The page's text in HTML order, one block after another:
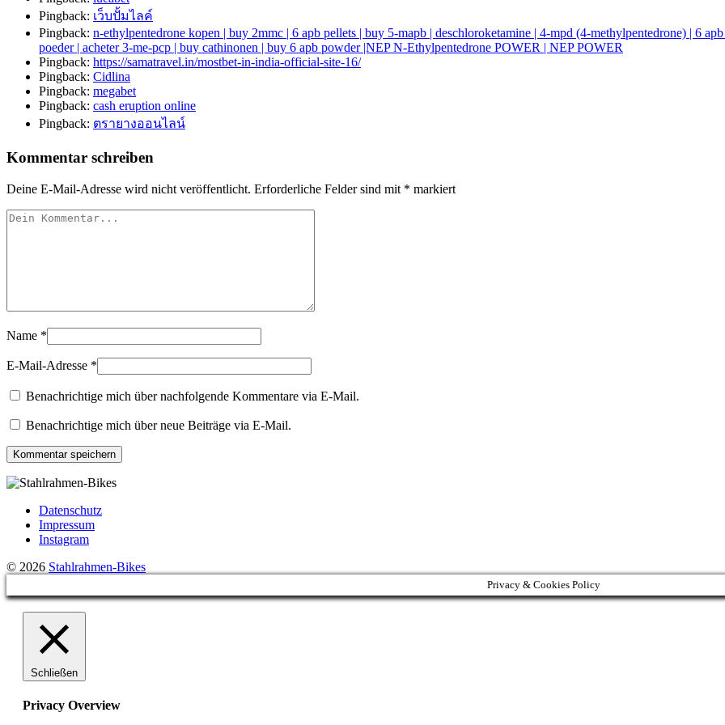
Pingback: เว็บปั้มไลค์
Pingback: n-ethylpentedrone kopen | buy 2mmc | 6 apb pellets | buy 5-mapb | deschloroketamine | 4-mpd (4-methylpentedrone) | 6
poeder | acheter 3-me-pcp | buy cathinonen | buy 6 apb powder |NEP N-Ethylpentedrone POWER | NEP POWER
Pingback: https://samatravel.in/mostbet-in-india-official-site-16/
Pingback: Cidlina
Pingback: megabet
Pingback: cash eruption online
Pingback: ตรายางออนไลน์
Kommentar schreiben
Deine E-Mail-Adresse wird nicht veröffentlicht. Erforderliche Felder sind mit * markiert
Name *
E-Mail-Adresse *
Benachrichtige mich über nachfolgende Kommentare via E-Mail.
Benachrichtige mich über neue Beiträge via E-Mail.
Datenschutz
Impressum
Instagram
© 2026 Stahlrahmen-Bikes
Privacy & Cookies Policy
Schließen
Privacy Overview